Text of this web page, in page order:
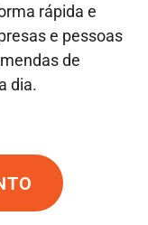
rápida e
e pessoas
de
dia.